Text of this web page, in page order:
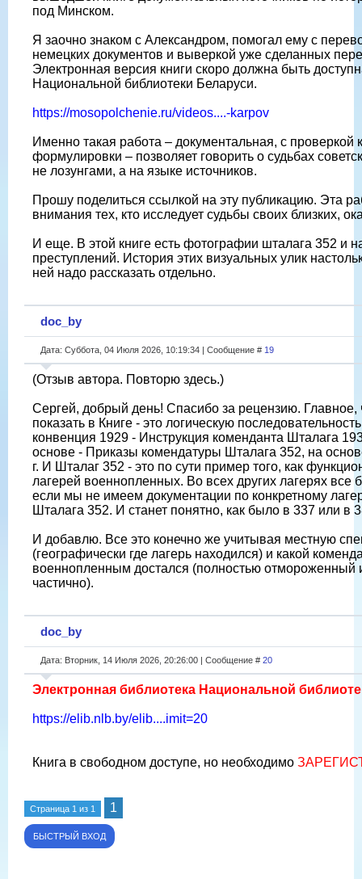
под Минском.
Я заочно знаком с Александром, помогал ему с
немецких документов и выверкой уже сделанных
Электронная версия книги скоро должна быть
Национальной библиотеки Беларуси.
https://mosopolchenie.ru/videos....-karpov
Именно такая работа – документальная, с проверкой
формулировки – позволяет говорить о судьбах
не лозунгами, а на языке источников.
Прошу поделиться ссылкой на эту публикацию. Эта
внимания тех, кто исследует судьбы своих близких,
И еще. В этой книге есть фотографии шталага 352 и
преступлений. История этих визуальных улик
ней надо рассказать отдельно.
doc_by
Дата: Суббота, 04 Июля 2026, 10:19:34 | Сообщение # 19
(Отзыв автора. Повторю здесь.)
Сергей, добрый день! Спасибо за рецензию. Главное,
показать в Книге - это логическую
конвенция 1929 - Инструкция коменданта Шталага
основе - Приказы комендатуры Шталага 352, на
г. И Шталаг 352 - это по сути пример того, как
лагерей военнопленных. Во всех других лагерях все
если мы не имеем документации по конкретному
Шталага 352. И станет понятно, как было в 337 или в
И добавлю. Все это конечно же учитывая местную
(географически где лагерь находился) и какой
военнопленным достался (полностью отмороженный
частично).
doc_by
Дата: Вторник, 14 Июля 2026, 20:26:00 | Сообщение # 20
Электронная библиотека Национальной
https://elib.nlb.by/elib....imit=20
Книга в свободном доступе, но необходимо
Страница 1 из 1 1